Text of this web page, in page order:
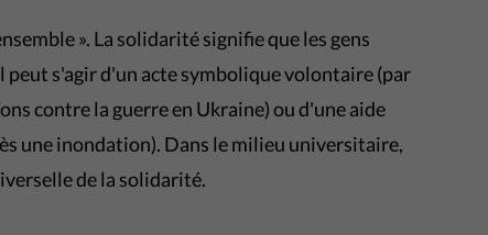
». La solidarité signifie que les gens
s'agir d'un acte symbolique volontaire (par
contre la guerre en Ukraine) ou d'une aide
une inondation). Dans le milieu universitaire,
de la solidarité.